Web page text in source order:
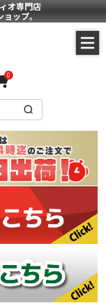
オ専門店
ョップ。
0